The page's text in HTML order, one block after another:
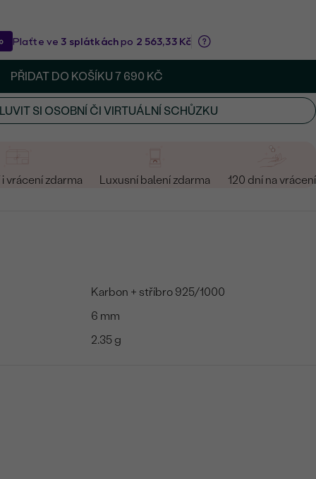
PŘIDAT DO KOŠÍKU7 690 KČ
SI OSOBNÍ ČI VIRTUÁLNÍ SCHŮZKU
vrácení zdarma Luxusní balení zdarma 120 dní na vrácení
Karbon + stříbro 925/1000
6 mm
2.35 g